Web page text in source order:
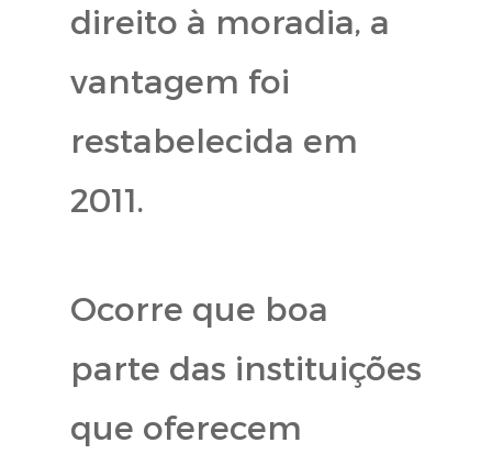
direito à moradia, a
vantagem foi
restabelecida em
2011.
Ocorre que boa
parte das instituições
que oferecem